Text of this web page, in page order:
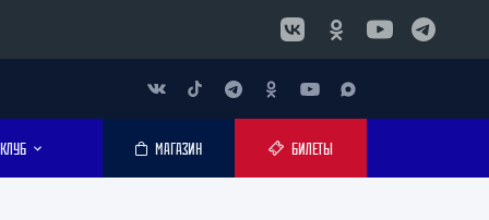
КЛУБ МАГАЗИН БИЛЕТЫ